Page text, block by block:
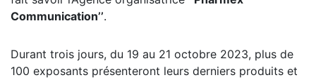
Communication’’.
Durant trois jours, du 19 au 21 octobre 2023, plus de
100 exposants présenteront leurs derniers produits et